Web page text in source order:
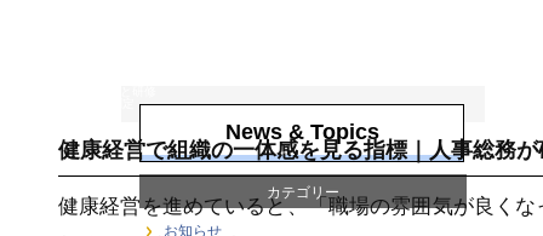
健康経営で組織の一体感を見る指標｜人事総務
健康経営を進めていると、「職場の雰囲気が良く
News & Topics
カテゴリー
お知らせ